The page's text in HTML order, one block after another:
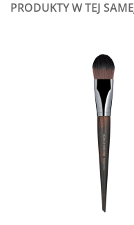
PRODUKTY W TEJ